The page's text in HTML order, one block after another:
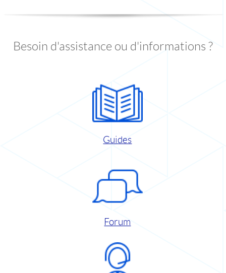
Besoin d'assistance ou d'informations ?
Guides
Forum